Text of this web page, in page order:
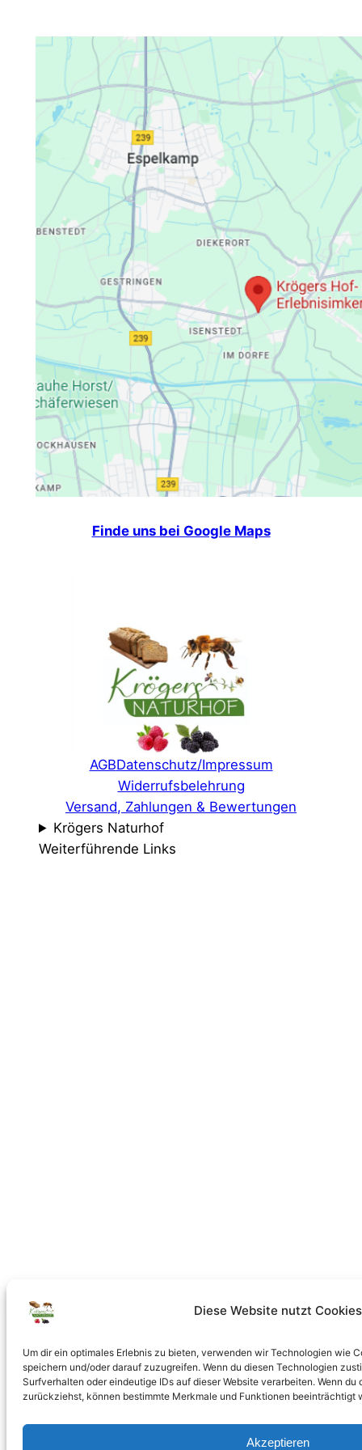
Diese Website nutzt Cookies
Um dir ein optimales Erlebnis zu bieten, verwenden wir Technologien wie
speichern und/oder darauf zuzugreifen. Wenn du diesen Technologien
Surfverhalten oder eindeutige IDs auf dieser Website verarbeiten. Wenn
zurückziehst, können bestimmte Merkmale und Funktionen beeinträchtigt
Akzeptieren
Finde uns bei Google Maps
AGBDatenschutz/Impressum
Widerrufsbelehrung
Versand, Zahlungen & Bewertungen
Krögers Naturhof
Weiterführende Links